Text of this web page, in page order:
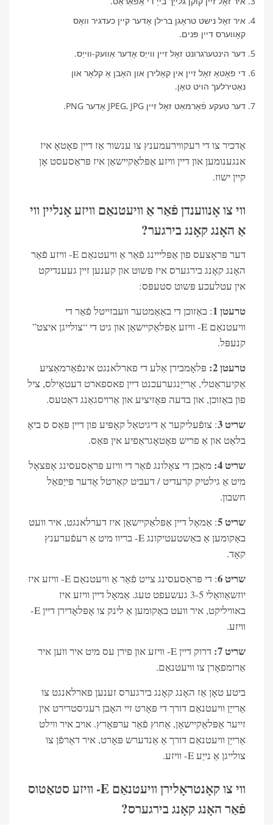
איר זאָל נישט טראָגן ברילן אָדער קיין כעדגיר וואָס
קאָווערס דיין פּנים.
דער הינטערגרונט זאָל זיין ווייַס אָדער אַוועק-ווייַס.
די פאָטאָ זאָל זיין אין קאָלירן און האָבן אַ קלאָר און
נאַטירלעך הויט טאָן.
דער טעקע פֿאָרמאַט זאָל זיין JPEG, JPG אָדער PNG.
אַדכיר צו די רעקווירעמענץ צו ענשור אַז דיין פאָטאָ איז
אנגענומען און דיין וויזע אַפּלאַקיישאַן איז פּראַסעסט אָן
קיין ישוז.
ווי צו אָנווענדן פֿאַר אַ וויעטנאַם וויזע אָנליין ווי
אַ האָנג קאָנג בירגער?
דער פּראָצעס פון אַפּלייינג פֿאַר אַ וויעטנאַם E- וויזע פֿאַר
האָנג קאָנג בירגערס איז פּשוט און קענען זיין געענדיקט
אין עטלעכע פּשוט סטעפּס:
טרעטן 1
: באַזוכן די באַאַמטער וועבזייטל פֿאַר די
וויעטנאַם E- וויזע אַפּלאַקיישאַן און גיט די “צולייגן איצט”
קנעפּל.
טרעטן 2:
פּלאָמבירן אַלע די פארלאנגט אינפֿאָרמאַציע
אַקיעראַטלי, אַרייַנגערעכנט דיין פאספארט דעטאַילס, ציל
פון באַזוכן, און בדעה פּאָזיציע און אַרויסגאַנג דאַטעס.
שריט 3
: צופֿעליקער אַ דיגיטאַל קאָפּיע פון ​​דיין פּאַס ס ביאָ
בלאַט און אַ פריש פאָטאָגראַפיע אין פּאַס.
שריט 4:
מאַכן די צאָלונג פֿאַר די וויזע פּראַסעסינג אָפּצאָל
מיט אַ גילטיק קרעדיט / דעביט קאַרטל אָדער פּייַפּאַל
חשבון.
שריט 5
: אַמאָל דיין אַפּלאַקיישאַן איז דערלאנגט, איר וועט
באַקומען אַ באַשטעטיקונג E- בריוו מיט אַ רעפֿערענץ
קאָד.
שריט 6
: די פּראַסעסינג צייט פֿאַר אַ וויעטנאַם E- וויזע איז
יוזשאַוואַלי 3-5 געשעפט טעג. אַמאָל דיין וויזע איז
באוויליקט, איר וועט באַקומען אַ לינק צו אָפּלאָדירן דיין E-
וויזע.
שריט 7:
דרוק דיין E- וויזע און פירן עס מיט איר ווען איר
אַרומפאָרן צו וויעטנאַם.
ביטע טאָן אַז האָנג קאָנג בירגערס זענען פארלאנגט צו
אַרייַן וויעטנאַם דורך די פּאָרט זיי האָבן רעגיסטרירט אין
זייער אַפּלאַקיישאַן, אַחוץ פֿאַר ערפּאָרץ. אויב איר ווילט
אַרייַן וויעטנאַם דורך אַ אַנדערש פּאָרט, איר דאַרפֿן צו
צולייגן אַ נייַע E- וויזע.
ווי צו קאָנטראָלירן וויעטנאַם E- וויזע סטאַטוס
פֿאַר האָנג קאָנג בירגערס?